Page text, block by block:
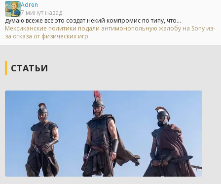
Adren
7 минут назад
думаю всеже все это создат некий компромис по типу, что...
Мексиканские политики подали антимонопольную жалобу на Sony из-
за отказа от физических игр
СТАТЬИ